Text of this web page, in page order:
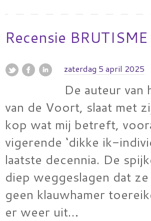
Recensie BRUTISME
zaterdag 5 april 2025
De auteur
van de Voort, slaat met
kop wat mij betreft,
vigerende ‘dikke ik-
laatste decennia. De
diep weggeslagen dat
geen klauwhamer
er weer uit…